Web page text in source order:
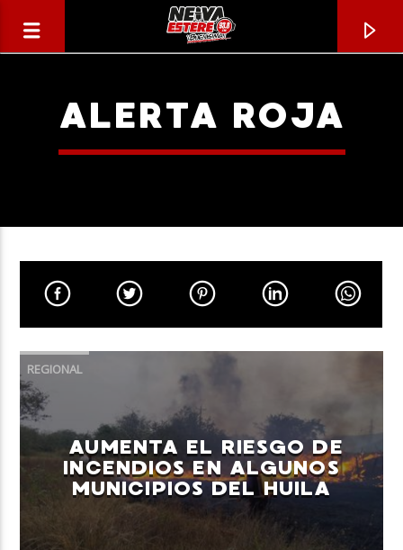
TÍTULO
ARTISTA
Neiva Estereo
ALERTA ROJA
REGIONAL
AUMENTA EL RIESGO DE
INCENDIOS EN ALGUNOS
MUNICIPIOS DEL HUILA